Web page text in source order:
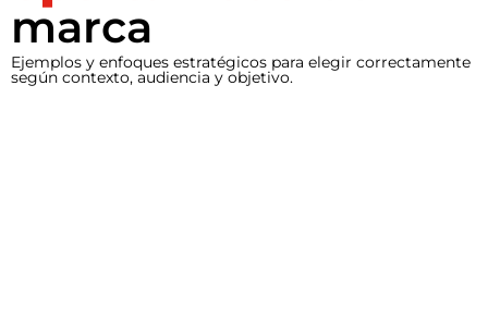
marca
Ejemplos y enfoques estratégicos para elegir correctamente
según contexto, audiencia y objetivo.